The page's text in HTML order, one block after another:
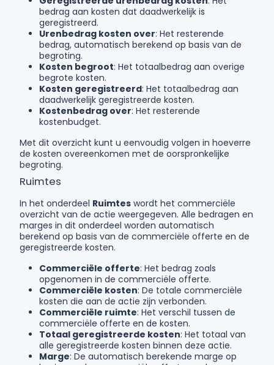
bedrag aan kosten dat daadwerkelijk is
geregistreerd.
Urenbedrag kosten over: Het resterende
bedrag, automatisch berekend op basis van de
begroting.
Kosten begroot: Het totaalbedrag aan overige
begrote kosten.
Kosten geregistreerd: Het totaalbedrag aan
daadwerkelijk geregistreerde kosten.
Kostenbedrag over: Het resterende
kostenbudget.
Met dit overzicht kunt u eenvoudig volgen in hoeverre
de kosten overeenkomen met de oorspronkelijke
begroting.
Ruimtes
In het onderdeel Ruimtes wordt het commerciële
overzicht van de actie weergegeven. Alle bedragen en
marges in dit onderdeel worden automatisch
berekend op basis van de commerciële offerte en de
geregistreerde kosten.
Commerciële offerte: Het bedrag zoals
opgenomen in de commerciële offerte.
Commerciële kosten: De totale commerciële
kosten die aan de actie zijn verbonden.
Commerciële ruimte: Het verschil tussen de
commerciële offerte en de kosten.
Totaal geregistreerde kosten: Het totaal van
alle geregistreerde kosten binnen deze actie.
Marge: De automatisch berekende marge op